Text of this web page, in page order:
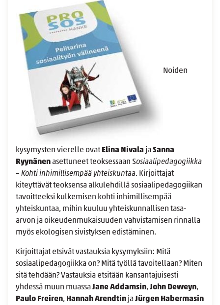
Noiden
kysymysten vierelle ovat Elina Nivala jaSanna
Ryynänenasettuneet teoksessaan Sosiaalipedagogiikka
– Kohti inhimillisempää yhteiskuntaa. Kirjoittajat
kiteyttävät teoksensa alkulehdillä sosiaalipedagogiikan
tavoitteeksi kulkemisen kohti inhimillisempää
yhteiskuntaa, mihin kuuluu yhteiskunnallisen tasa-
arvon ja oikeudenmukaisuuden vahvistamisen rinnalla
myös ekologisen sivistyksen edistäminen.
Kirjoittajat etsivät vastauksia kysymyksiin: Mitä
sosiaalipedagogiikka on? Mitä työllä tavoitellaan? Miten
sitä tehdään? Vastauksia etsitään kansantajuisesti
yhdessä muun muassaJane Addamsin,John Deweyn,
Paulo Freiren, Hannah Arendtin jaJürgen Habermasin